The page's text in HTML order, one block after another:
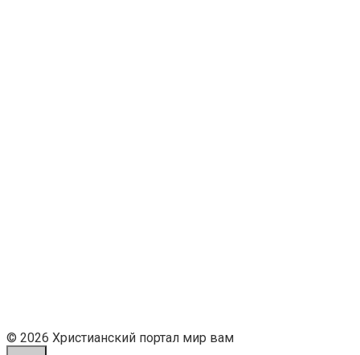
© 2026 Христианский портал мир вам